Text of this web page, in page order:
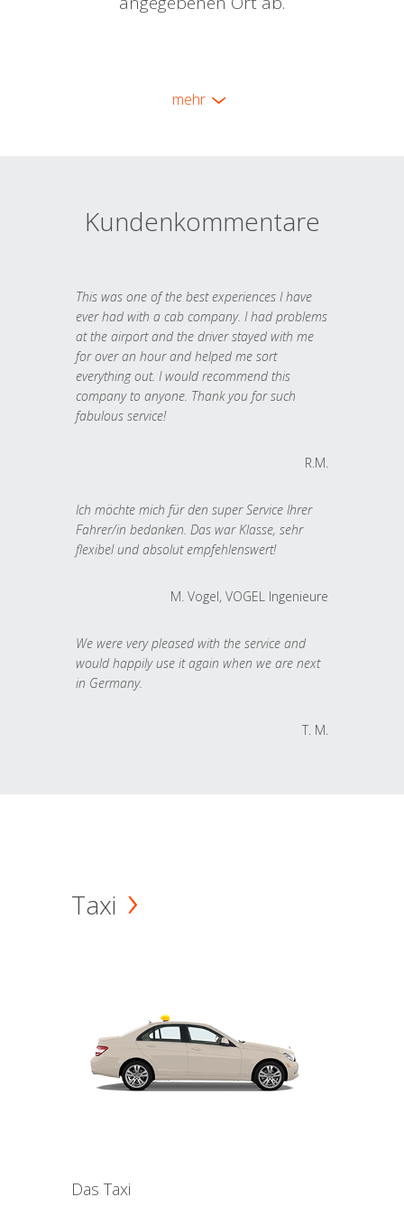
mehr
Kundenkommentare
This was one of the best experiences I have
ever had with a cab company. I had problems
at the airport and the driver stayed with me
for over an hour and helped me sort
everything out. I would recommend this
company to anyone. Thank you for such
fabulous service!
R.M.
Ich möchte mich für den super Service Ihrer
Fahrer/in bedanken. Das war Klasse, sehr
flexibel und absolut empfehlenswert!
M. Vogel, VOGEL Ingenieure
We were very pleased with the service and
would happily use it again when we are next
in Germany.
T. M.
Taxi
Das Taxi